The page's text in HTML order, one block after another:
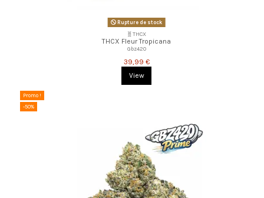
Rupture de stock
🧬THCX
THCX Fleur Tropicana
Gbz420
39,99 €
View
Promo !
-50%